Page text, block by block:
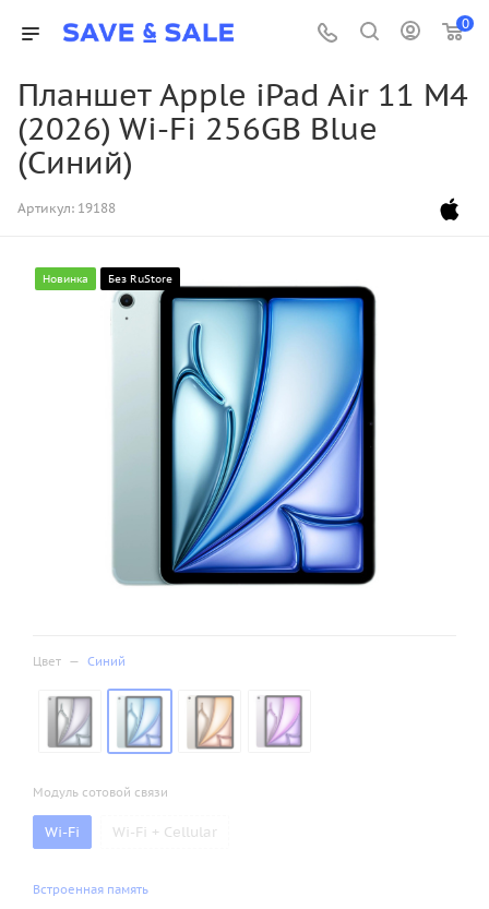
0
Планшет Apple iPad Air 11 M4
(2026) Wi-Fi 256GB Blue
(Синий)
Артикул: 19188
Новинка Без RuStore
Цвет — Синий
Модуль сотовой связи
Wi-Fi Wi-Fi + Cellular
Встроенная память